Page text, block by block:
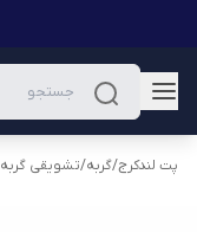
پت لندکرج/گربه/تشویقی گربه